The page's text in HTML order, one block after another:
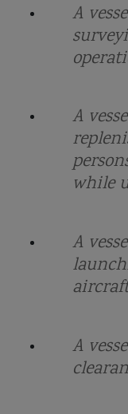
elicopter Ka-31R AEW&C
expresul sirian
flota
Fregata Amiral Grigorovich
fregata type 22r
A
A
while
A
A